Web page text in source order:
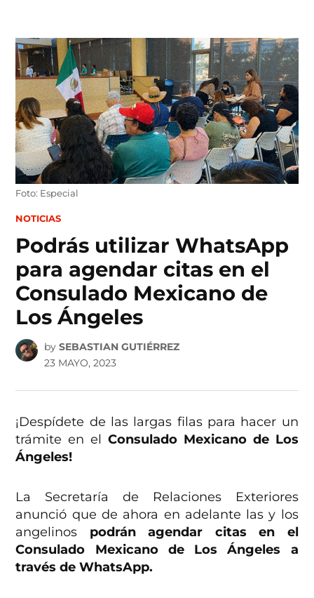
content
Foto: Especial
POSTED
NOTICIAS
Podrás utilizar WhatsApp
para agendar citas en el
Consulado Mexicano de
Los Ángeles
by SEBASTIAN GUTIÉRREZ
23 MAYO, 2023
¡Despídete de las largas filas para hacer un
trámite en el Consulado Mexicano de Los
Ángeles!
La Secretaría de Relaciones Exteriores
anunció que de ahora en adelante las y los
angelinos podrán agendar citas en el
Consulado Mexicano de Los Ángeles a
través de WhatsApp.